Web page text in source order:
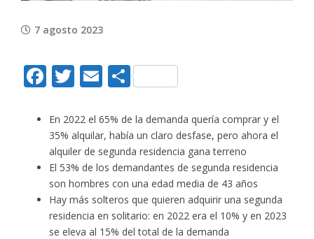
7 agosto 2023
Facebook
Twitter
EmailCompartir
En 2022 el 65% de la demanda quería comprar y el
35% alquilar, había un claro desfase, pero ahora el
alquiler de segunda residencia gana terreno
El 53% de los demandantes de segunda residencia
son hombres con una edad media de 43 años
Hay más solteros que quieren adquirir una segunda
residencia en solitario: en 2022 era el 10% y en 2023
se eleva al 15% del total de la demanda